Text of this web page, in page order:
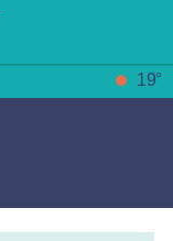
19°